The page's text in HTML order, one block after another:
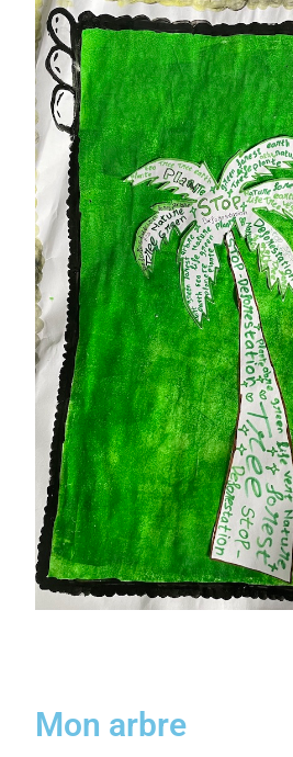
Mon arbre